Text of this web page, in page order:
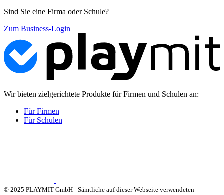
Sind Sie eine Firma oder Schule?
Zum Business-Login
Wir bieten zielgerichtete Produkte für Firmen und Schulen an:
Für Firmen
Für Schulen
© 2025 PLAYMIT GmbH - Sämtliche auf dieser Webseite verwendeten